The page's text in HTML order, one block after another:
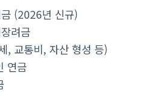
(2026년 신규)
려금
, 교통비, 자산 형성 등)
연금